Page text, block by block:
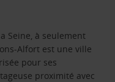
Seine, à seulement
Alfort est une ville
pour ses
proximité avec